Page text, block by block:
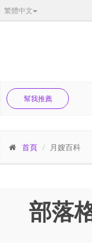
繁體中文
幫我推薦
首頁 月嫂百科
部落